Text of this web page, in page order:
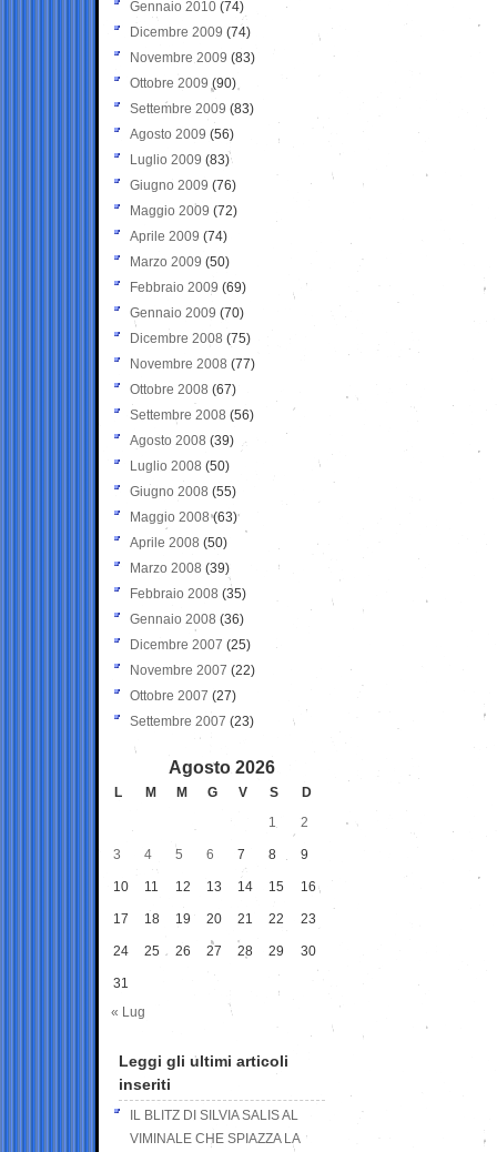
Gennaio 2010 (74)
Dicembre 2009 (74)
Novembre 2009 (83)
Ottobre 2009 (90)
Settembre 2009 (83)
Agosto 2009 (56)
Luglio 2009 (83)
Giugno 2009 (76)
Maggio 2009 (72)
Aprile 2009 (74)
Marzo 2009 (50)
Febbraio 2009 (69)
Gennaio 2009 (70)
Dicembre 2008 (75)
Novembre 2008 (77)
Ottobre 2008 (67)
Settembre 2008 (56)
Agosto 2008 (39)
Luglio 2008 (50)
Giugno 2008 (55)
Maggio 2008(63)
Aprile 2008 (50)
Marzo 2008 (39)
Febbraio 2008 (35)
Gennaio 2008 (36)
Dicembre 2007 (25)
Novembre 2007 (22)
Ottobre 2007 (27)
Settembre 2007 (23)
Agosto 2026
L M M G V S
D
1
2
3 4 5 6 7 8 9
10 11 12 13 14 15 16
17 18 19 20 21 22 23
24 25 26 27 28 29 30
31
« Lug
Leggi gli ultimi articoli
inseriti
IL BLITZ DI SILVIA SALIS AL
VIMINALE CHE SPIAZZA LA